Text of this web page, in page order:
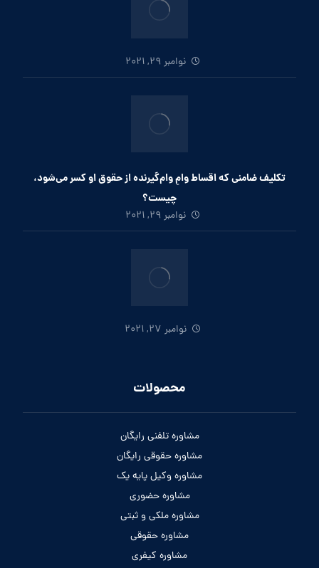
نوامبر 29, 2021
تکلیف ضامنی که اقساط وامِ وام‌گیرنده از حقوق او کسر می‌شود،
چیست؟
نوامبر 29, 2021
نوامبر 27, 2021
محصولات
مشاوره تلفنی رایگان
مشاوره حقوقی رایگان
مشاوره وکیل پایه یک
مشاوره حضوری
مشاوره ملکی و ثبتی
مشاوره حقوقی
مشاوره کیفری